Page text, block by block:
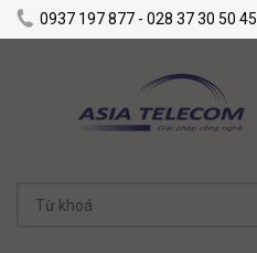
0937 197 877 - 028 37 30 50 45